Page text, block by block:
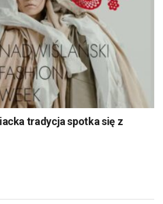
tradycja spotka się z